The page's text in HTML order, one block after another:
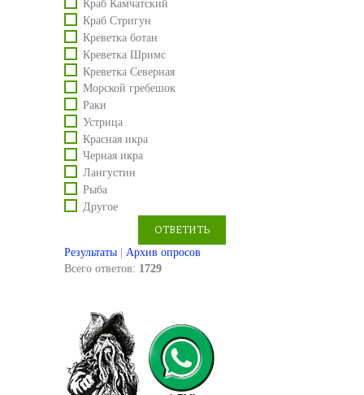
Краб Камчатский
Краб Стригун
Креветка ботан
Креветка Шримс
Креветка Северная
Морской гребешок
Раки
Устрица
Красная икра
Черная икра
Лангустин
Рыба
Другое
Результаты | Архив опросов
Всего ответов: 1729